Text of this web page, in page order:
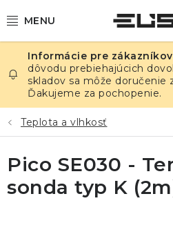
na
ELEKTRINA
TEPLOTA A VLHKOSŤ
TLAK A ÚNIKY
ZÁZNAMNÍKY
dôvodu prebiehajúcich
skladov sa môže doručenie
Ďakujeme za pochopenie.
Teplota a vlhkosť
Pico SE030 -
sonda typ K